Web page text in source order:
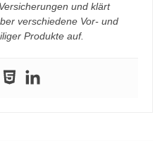
und klärt
verschiedene Vor- und
Produkte auf.